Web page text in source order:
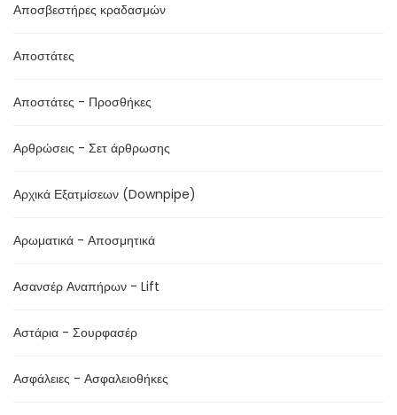
Αποσβεστήρες κραδασμών
Αποστάτες
Αποστάτες - Προσθήκες
Αρθρώσεις - Σετ άρθρωσης
Αρχικά Εξατμίσεων (Downpipe)
Αρωματικά - Αποσμητικά
Ασανσέρ Αναπήρων - Lift
Αστάρια - Σουρφασέρ
Ασφάλειες - Ασφαλειοθήκες